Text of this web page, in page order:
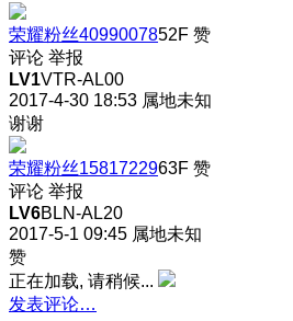
荣耀粉丝4099007852F 赞
评论 举报
LV1VTR-AL00
2017-4-30 18:53 属地未知
谢谢
荣耀粉丝1581722963F 赞
评论 举报
LV6BLN-AL20
2017-5-1 09:45 属地未知
赞
正在加载, 请稍候...
发表评论…